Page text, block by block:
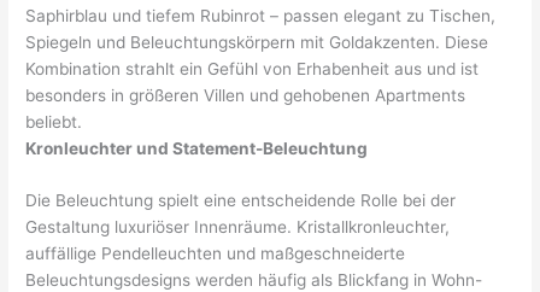
Saphirblau und tiefem Rubinrot – passen elegant zu Tischen,
Spiegeln und Beleuchtungskörpern mit Goldakzenten. Diese
Kombination strahlt ein Gefühl von Erhabenheit aus und ist
besonders in größeren Villen und gehobenen Apartments
beliebt.
Kronleuchter und Statement-Beleuchtung
Die Beleuchtung spielt eine entscheidende Rolle bei der
Gestaltung luxuriöser Innenräume. Kristallkronleuchter,
auffällige Pendelleuchten und maßgeschneiderte
Beleuchtungsdesigns werden häufig als Blickfang in Wohn-